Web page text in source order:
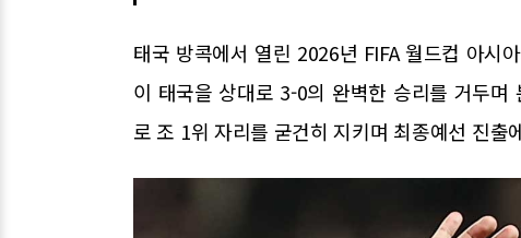
태국 방콕에서 열린 2026년 FIFA 월드컵 아시
이 태국을 상대로 3-0의 완벽한 승리를 거두
로 조 1위 자리를 굳건히 지키며 최종예선 진출